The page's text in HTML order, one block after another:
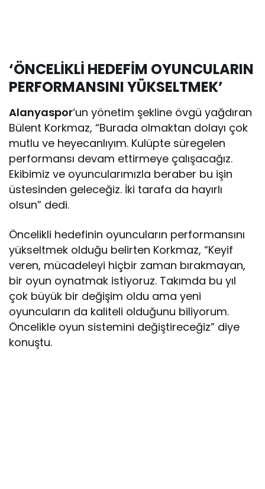
‘ÖNCELİKLİ HEDEFİM OYUNCULARIN
PERFORMANSINI YÜKSELTMEK’
Alanyaspor‘un yönetim şekline övgü yağdıran
Bülent Korkmaz, “Burada olmaktan dolayı çok
mutlu ve heyecanlıyım. Kulüpte süregelen
performansı devam ettirmeye çalışacağız.
Ekibimiz ve oyuncularımızla beraber bu işin
üstesinden geleceğiz. İki tarafa da hayırlı
olsun” dedi.
Öncelikli hedefinin oyuncuların performansını
yükseltmek olduğu belirten Korkmaz, “Keyif
veren, mücadeleyi hiçbir zaman bırakmayan,
bir oyun oynatmak istiyoruz. Takımda bu yıl
çok büyük bir değişim oldu ama yeni
oyuncuların da kaliteli olduğunu biliyorum.
Öncelikle oyun sistemini değiştireceğiz” diye
konuştu.